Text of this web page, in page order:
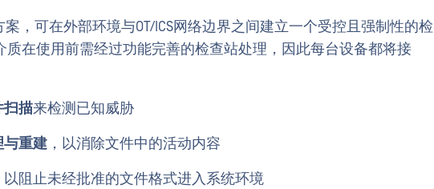
案，可在外部环境与OT/ICS网络边界之间建立一个受控且强制性的检
质在使用前需经过功能完善的检查站处理，因此每台设备都将接
扫描来检测已知威胁
与重建 ，以消除文件中的活动内容
以阻止未经批准的文件格式进入系统环境